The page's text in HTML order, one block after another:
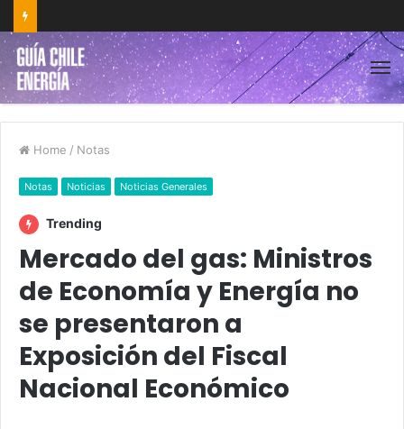
Home / Notas
Notas Noticias Noticias Generales
Trending
Mercado del gas: Ministros
de Economía y Energía no
se presentaron a
Exposición del Fiscal
Nacional Económico